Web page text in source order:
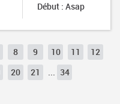
Début : Asap
8 9 10 11
12
20 21 34